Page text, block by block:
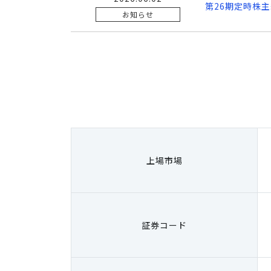
お知らせ
第26期定時株
上場市場
証券コード